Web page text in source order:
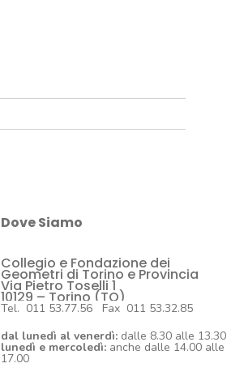
Dove Siamo
Collegio e Fondazione dei
Geometri di Torino e Provincia
Via Pietro Toselli 1
10129 – Torino (TO)
Tel. 011 53.77.56 Fax 011 53.32.85
dal lunedì al venerdì: dalle 8.30 alle 13.30
lunedì e mercoledì: anche dalle 14.00 alle
17.00